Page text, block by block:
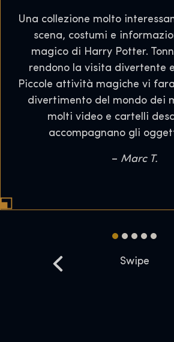
Una collezione molto
scena, costumi e
magico di Harry Potter.
rendono la visita divertente
Piccole attività magiche vi
divertimento del mondo dei
molti video e cartelli
accompagnano gli
– Marc T.